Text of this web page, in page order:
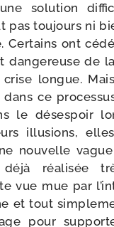
solu­tion
pas tou­jours ni
Certains ont
dan­ge­reuse de
longue.
dans ce
le déses­poir
illu­sions,
nou­velle
réa­li­sée
vue mue par
et tout
pour